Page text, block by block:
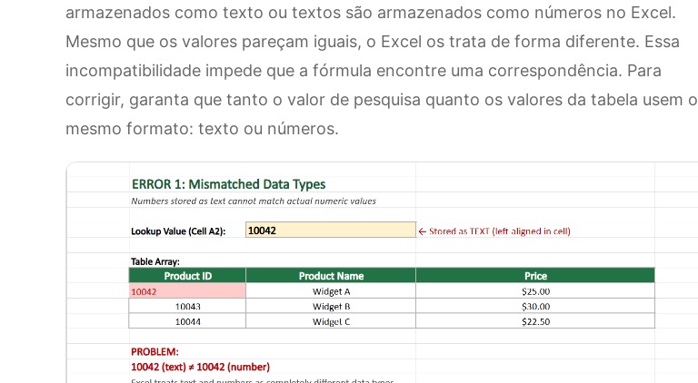
armazenados como texto ou textos são armazenados como números no Excel.
Mesmo que os valores pareçam iguais, o Excel os trata de forma diferente. Essa
incompatibilidade impede que a fórmula encontre uma correspondência. Para
corrigir, garanta que tanto o valor de pesquisa quanto os valores da tabela usem o
mesmo formato: texto ou números.